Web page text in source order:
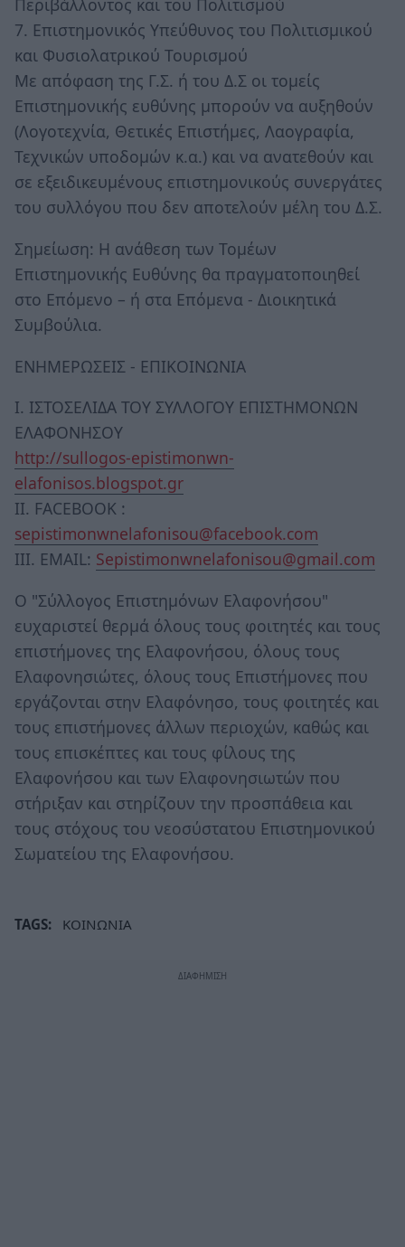
Περιβάλλοντος και του Πολιτισμού
7. Επιστημονικός Υπεύθυνος του Πολιτισμικού
και Φυσιολατρικού Τουρισμού
Με απόφαση της Γ.Σ. ή του Δ.Σ οι τομείς
Επιστημονικής ευθύνης μπορούν να αυξηθούν
(Λογοτεχνία, Θετικές Επιστήμες, Λαογραφία,
Τεχνικών υποδομών κ.α.) και να ανατεθούν και
σε εξειδικευμένους επιστημονικούς συνεργάτες
του συλλόγου που δεν αποτελούν μέλη του Δ.Σ.
Σημείωση: Η ανάθεση των Τομέων
Επιστημονικής Ευθύνης θα πραγματοποιηθεί
στο Επόμενο – ή στα Επόμενα - Διοικητικά
Συμβούλια.
ΕΝΗΜΕΡΩΣΕΙΣ - ΕΠΙΚΟΙΝΩΝΙΑ
Ι. ΙΣΤΟΣΕΛΙΔΑ ΤΟΥ ΣΥΛΛΟΓΟΥ ΕΠΙΣΤΗΜΟΝΩΝ
ΕΛΑΦΟΝΗΣΟΥ
http://sullogos-epistimonwn-
elafonisos.blogspot.gr
ΙΙ. FACEBOOK :
sepistimonwnelafonisou@facebook.com
ΙΙΙ. EMAIL: Sepistimonwnelafonisou@gmail.com
Ο "Σύλλογος Επιστημόνων Ελαφονήσου"
ευχαριστεί θερμά όλους τους φοιτητές και τους
επιστήμονες της Ελαφονήσου, όλους τους
Ελαφονησιώτες, όλους τους Επιστήμονες που
εργάζονται στην Ελαφόνησο, τους φοιτητές και
τους επιστήμονες άλλων περιοχών, καθώς και
τους επισκέπτες και τους φίλους της
Ελαφονήσου και των Ελαφονησιωτών που
στήριξαν και στηρίζουν την προσπάθεια και
τους στόχους του νεοσύστατου Επιστημονικού
Σωματείου της Ελαφονήσου.
TAGS: ΚΟΙΝΩΝΙΑ